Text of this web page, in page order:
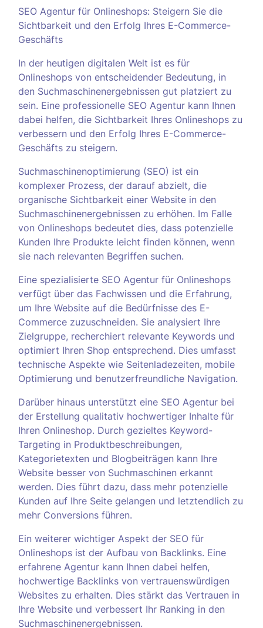
SEO Agentur für Onlineshops: Steigern Sie die
Sichtbarkeit und den Erfolg Ihres E-Commerce-
Geschäfts
In der heutigen digitalen Welt ist es für
Onlineshops von entscheidender Bedeutung, in
den Suchmaschinenergebnissen gut platziert zu
sein. Eine professionelle SEO Agentur kann Ihnen
dabei helfen, die Sichtbarkeit Ihres Onlineshops zu
verbessern und den Erfolg Ihres E-Commerce-
Geschäfts zu steigern.
Suchmaschinenoptimierung (SEO) ist ein
komplexer Prozess, der darauf abzielt, die
organische Sichtbarkeit einer Website in den
Suchmaschinenergebnissen zu erhöhen. Im Falle
von Onlineshops bedeutet dies, dass potenzielle
Kunden Ihre Produkte leicht finden können, wenn
sie nach relevanten Begriffen suchen.
Eine spezialisierte SEO Agentur für Onlineshops
verfügt über das Fachwissen und die Erfahrung,
um Ihre Website auf die Bedürfnisse des E-
Commerce zuzuschneiden. Sie analysiert Ihre
Zielgruppe, recherchiert relevante Keywords und
optimiert Ihren Shop entsprechend. Dies umfasst
technische Aspekte wie Seitenladezeiten, mobile
Optimierung und benutzerfreundliche Navigation.
Darüber hinaus unterstützt eine SEO Agentur bei
der Erstellung qualitativ hochwertiger Inhalte für
Ihren Onlineshop. Durch gezieltes Keyword-
Targeting in Produktbeschreibungen,
Kategorietexten und Blogbeiträgen kann Ihre
Website besser von Suchmaschinen erkannt
werden. Dies führt dazu, dass mehr potenzielle
Kunden auf Ihre Seite gelangen und letztendlich zu
mehr Conversions führen.
Ein weiterer wichtiger Aspekt der SEO für
Onlineshops ist der Aufbau von Backlinks. Eine
erfahrene Agentur kann Ihnen dabei helfen,
hochwertige Backlinks von vertrauenswürdigen
Websites zu erhalten. Dies stärkt das Vertrauen in
Ihre Website und verbessert Ihr Ranking in den
Suchmaschinenergebnissen.